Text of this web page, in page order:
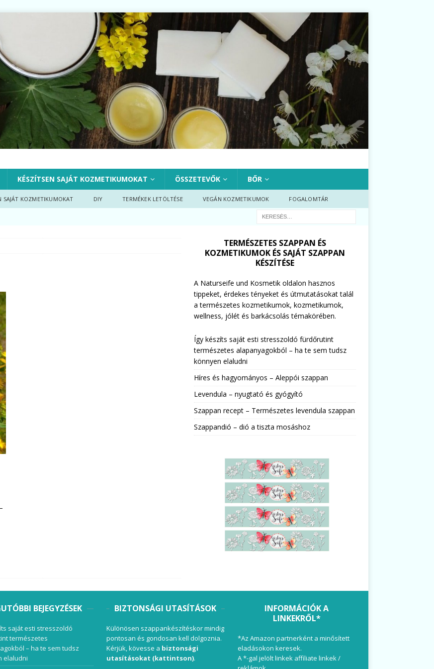
KÉSZÍTSEN SAJÁT KOZMETIKUMOKAT ÖSSZETEVŐK BŐR
SAJÁT KOZMETIKUMOKAT DIY TERMÉKEK LETÖLTÉSE VEGÁN KOZMETIKUMOK FOGALOMTÁR
TERMÉSZETES SZAPPAN ÉS
KOZMETIKUMOK ÉS SAJÁT SZAPPAN
KÉSZÍTÉSE
A Naturseife und Kosmetik oldalon hasznos
tippeket, érdekes tényeket és útmutatásokat talál
a természetes kozmetikumok, kozmetikumok,
wellness, jólét és barkácsolás témakörében.
Így készíts saját esti stresszoldó fürdőrutint
természetes alapanyagokból – ha te sem tudsz
könnyen elaludni
Híres és hagyományos – Aleppói szappan
Levendula – nyugtató és gyógyító
Szappan recept – Természetes levendula szappan
Szappandió – dió a tiszta mosáshoz
BEJEGYZÉSEK
saját esti stresszoldó
természetes
– ha te sem tudsz
elaludni
BIZTONSÁGI UTASÍTÁSOK
Különösen szappankészítéskor mindig
pontosan és gondosan kell dolgoznia.
Kérjük, kövesse a biztonsági
utasításokat (kattintson).
INFORMÁCIÓK A
LINKEKRŐL*
*Az Amazon partnerként a minősített
eladásokon keresek.
A *-gal jelölt linkek affiliate linkek /